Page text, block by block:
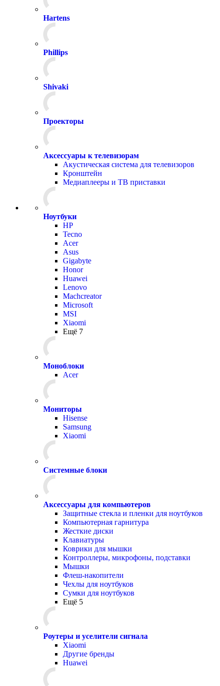
Hartens
Phillips
Shivaki
Проекторы
Аксессуары к телевизорам
Акустическая система для телевизоров
Кронштейн
Медиаплееры и ТВ приставки
Ноутбуки
HP
Tecno
Acer
Asus
Gigabyte
Honor
Huawei
Lenovo
Machcreator
Microsoft
MSI
Xiaomi
Ещё 7
Моноблоки
Acer
Мониторы
Hisense
Samsung
Xiaomi
Системные блоки
Аксессуары для компьютеров
Защитные стекла и пленки для ноутбуков
Компьютерная гарнитура
Жесткие диски
Клавиатуры
Коврики для мышки
Контроллеры, микрофоны, подставки
Мышки
Флеш-накопители
Чехлы для ноутбуков
Сумки для ноутбуков
Ещё 5
Роутеры и уселители сигнала
Xiaomi
Другие бренды
Huawei